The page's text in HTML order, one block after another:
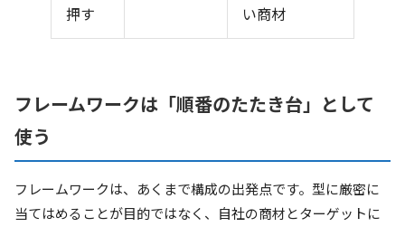
押す
い商材
フレームワークは「順番のたたき台」として
使う
フレームワークは、あくまで構成の出発点です。型に厳密に
当てはめることが目的ではなく、自社の商材とターゲットに